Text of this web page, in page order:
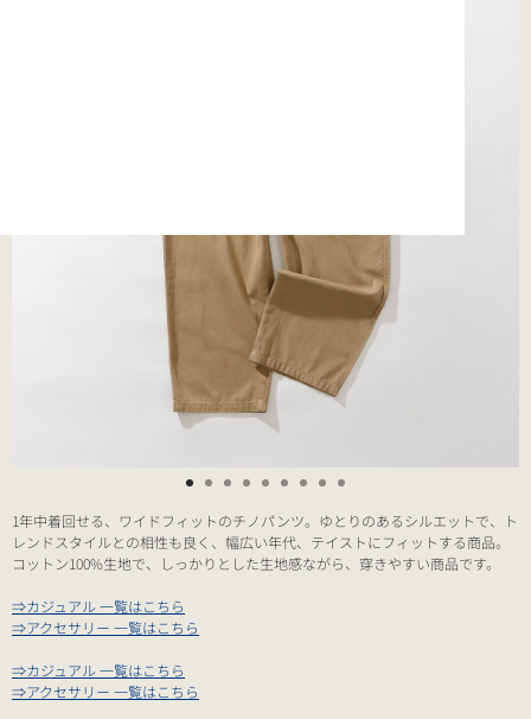
1年中着回せる、ワイドフィットのチノパンツ。ゆとりのあるシルエットで、ト
レンドスタイルとの相性も良く、幅広い年代、テイストにフィットする商品。
コットン100%生地で、しっかりとした生地感ながら、穿きやすい商品です。
⇒カジュアル 一覧はこちら
⇒アクセサリー 一覧はこちら
⇒カジュアル 一覧はこちら
⇒アクセサリー 一覧はこちら